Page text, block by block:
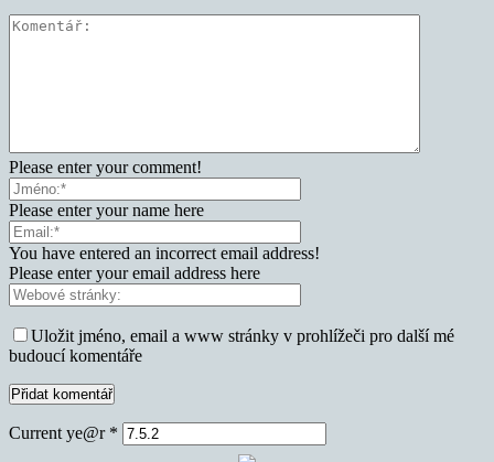
Please enter your comment!
Please enter your name here
You have entered an incorrect email address!
Please enter your email address here
Uložit jméno, email a www stránky v prohlížeči pro další mé
budoucí komentáře
Current ye@r *